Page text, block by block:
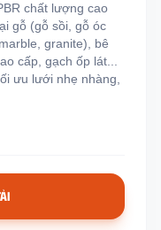
chất lượng cao
gỗ (gỗ sồi, gỗ óc
granite), bê
cấp, gạch ốp lát...
ưu lưới nhẹ nhàng,